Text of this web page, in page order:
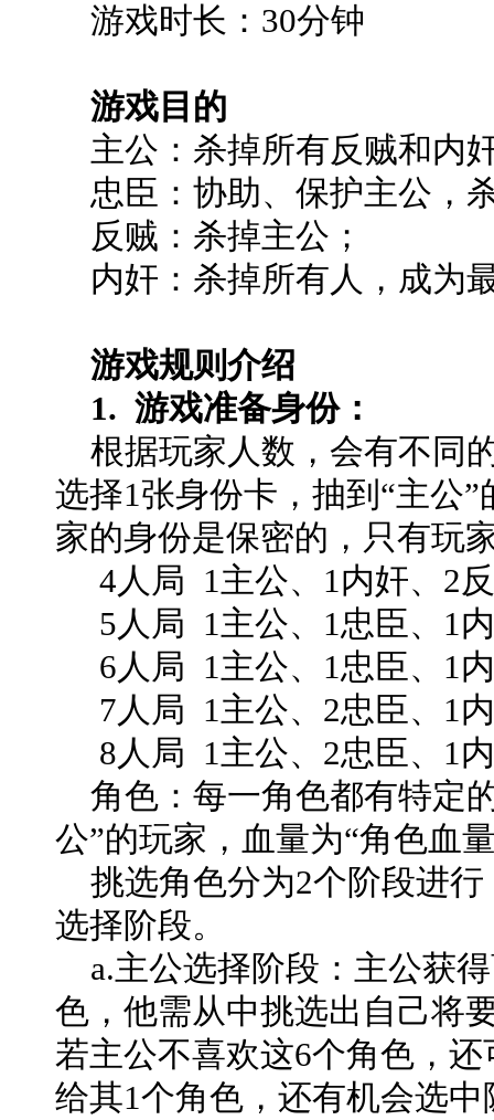
游戏时长：30分钟
游戏目的
主公：杀掉所有反贼和内
忠臣：协助、保护主公，
反贼：杀掉主公；
内奸：杀掉所有人，成为
游戏规则介绍
1. 游戏准备身份：
根据玩家人数，会有不同
选择1张身份卡，抽到“主公
家的身份是保密的，只有玩
4人局 1主公、1内奸、2
5人局 1主公、1忠臣、1
6人局 1主公、1忠臣、1
7人局 1主公、2忠臣、1
8人局 1主公、2忠臣、1
角色：每一角色都有特定
公”的玩家，血量为“角色血
挑选角色分为2个阶段进行
选择阶段。
a.主公选择阶段：主公获
色，他需从中挑选出自己将
若主公不喜欢这6个角色，
给其1个角色，还有机会选